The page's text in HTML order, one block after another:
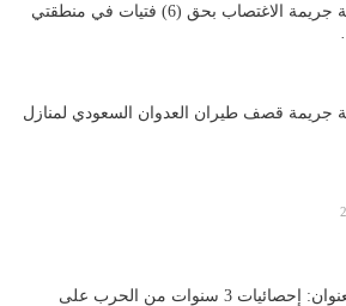
بيان إدانة جريمة الاغتصاب بحق (6) فتيات في منطقتي
جريمة قصف طيران العدوان السعودي لمنازل
فعالية بعنوان: إحصائيات 3 سنوات من الحرب على